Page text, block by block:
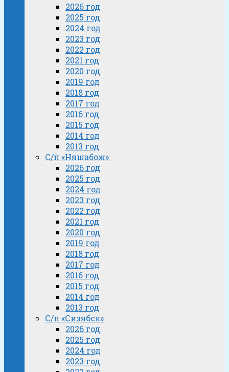
2026 год
2025 год
2024 год
2023 год
2022 год
2021 год
2020 год
2019 год
2018 год
2017 год
2016 год
2015 год
2014 год
2013 год
С/п «Няшабож»
2026 год
2025 год
2024 год
2023 год
2022 год
2021 год
2020 год
2019 год
2018 год
2017 год
2016 год
2015 год
2014 год
2013 год
С/п «Сизябск»
2026 год
2025 год
2024 год
2023 год